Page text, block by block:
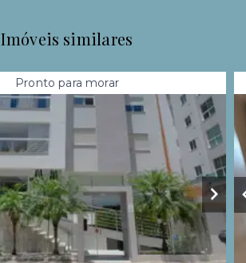
Imóveis similares
Pronto para morar